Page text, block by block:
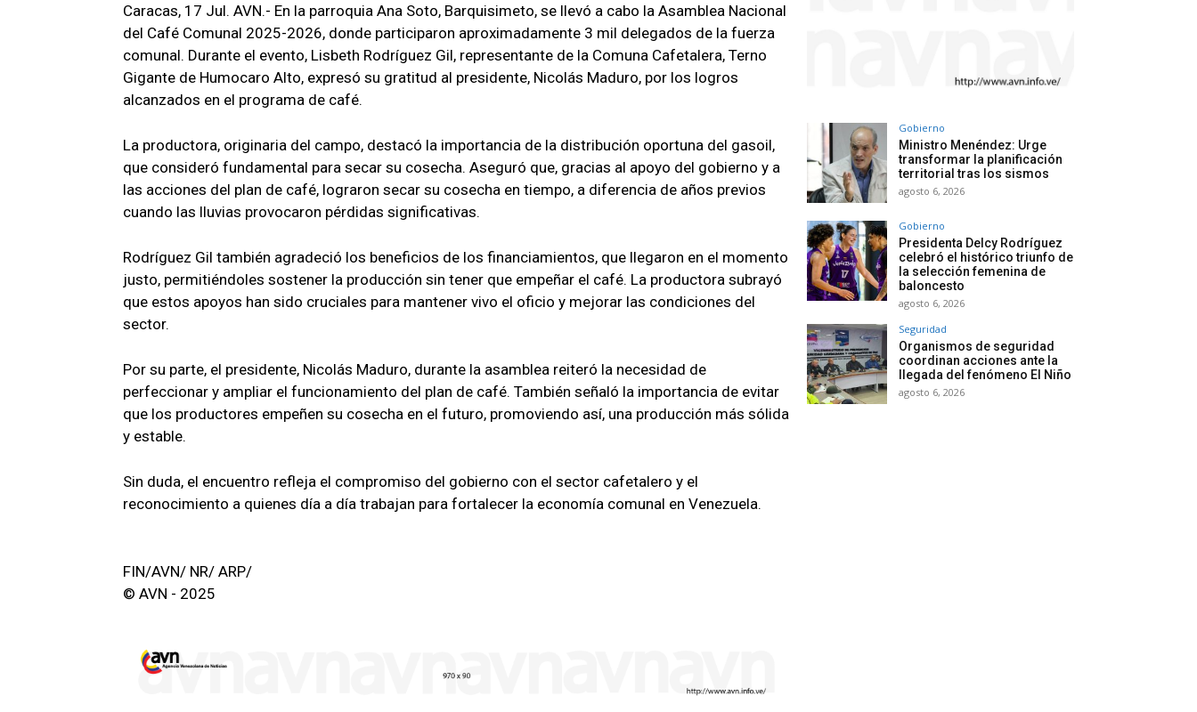
Caracas, 17 Jul. AVN.- En la parroquia Ana Soto, Barquisimeto, se llevó a cabo la Asamblea Nacional
del Café Comunal 2025-2026, donde participaron aproximadamente 3 mil delegados de la fuerza
comunal. Durante el evento, Lisbeth Rodríguez Gil, representante de la Comuna Cafetalera, Terno
Gigante de Humocaro Alto, expresó su gratitud al presidente, Nicolás Maduro, por los logros
alcanzados en el programa de café.
La productora, originaria del campo, destacó la importancia de la distribución oportuna del gasoil,
que consideró fundamental para secar su cosecha. Aseguró que, gracias al apoyo del gobierno y a
las acciones del plan de café, lograron secar su cosecha en tiempo, a diferencia de años previos
cuando las lluvias provocaron pérdidas significativas.
Rodríguez Gil también agradeció los beneficios de los financiamientos, que llegaron en el momento
justo, permitiéndoles sostener la producción sin tener que empeñar el café. La productora subrayó
que estos apoyos han sido cruciales para mantener vivo el oficio y mejorar las condiciones del
sector.
Por su parte, el presidente, Nicolás Maduro, durante la asamblea reiteró la necesidad de
perfeccionar y ampliar el funcionamiento del plan de café. También señaló la importancia de evitar
que los productores empeñen su cosecha en el futuro, promoviendo así, una producción más sólida
y estable.
Sin duda, el encuentro refleja el compromiso del gobierno con el sector cafetalero y el
reconocimiento a quienes día a día trabajan para fortalecer la economía comunal en Venezuela.
FIN/AVN/ NR/ ARP/
© AVN - 2025
Gobierno
Ministro Menéndez: Urge
transformar la planificación
territorial tras los sismos
agosto 6, 2026
Gobierno
Presidenta Delcy Rodríguez
celebró el histórico triunfo de
la selección femenina de
baloncesto
agosto 6, 2026
Seguridad
Organismos de seguridad
coordinan acciones ante la
llegada del fenómeno El Niño
agosto 6, 2026